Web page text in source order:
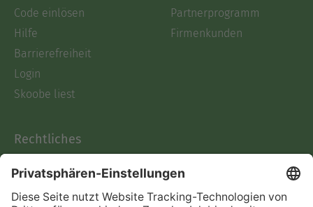
Code einlösen
Hilfe
Barrierefreiheit
Login
Skoobe liest
Partnerprogramm
Firmenkunden
Rechtliches
AGB
Informationen nach Data